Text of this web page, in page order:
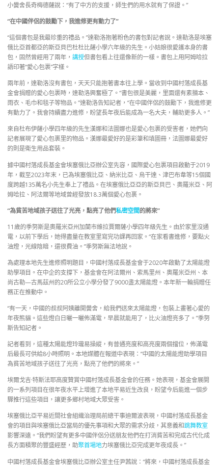
小黌舍長奇梅德薩說：“有了中方的支援，師生們的用水就有了保證。”
“在中國伴侶的鼓勵下，我進修更有動力了”
“這個書包是我最珍重的禮品。”達勒洛抱著粉色的書包對記者說。達勒洛是埃塞
俄比亞首都亞的斯亞貝巴杜杜比薩小學六年級的先生。小姑娘很愛護本身的書
包，固然曾經用了兩年， 講授但書包看上往還像新的一樣。書包上用阿姆哈拉
語印著“愛心包裹”字樣。
兩年前，達勒洛沒有書包，天天只能抱著書本往上學。當收到中國村落成長基
金會捐贈的愛心包裹時，達勒洛興奮極了。“書包很是美麗，里面還有素描本、
雨衣、毛巾和毯子等物品。”達勒洛告知記者，“在中國伴侶的鼓勵下，我進修更
有動力了。我會持續盡力進修，盼望長年夜后能成為一名大夫，輔助更多人。”
來自杜布伊薩小學四年級的先生漢娜和法圖娜也是愛心包裹的受害者，她們向
記者展現了愛心包裹里的物品。漢娜最愛好的是彩筆和填圖冊，法圖娜最愛好
的則是衛生用品套裝。
據中國村落成長基金會埃塞俄比亞辦公室先容，國際愛心包裹項目啟動于2019
年，截至2023年末，已為埃塞俄比亞、納米比亞、烏干達、津巴布韋等15個國
度跨越135萬名小先生奉上了禮品。在埃塞俄比亞亞的斯亞貝巴、奧羅米亞、阿
姆哈拉、阿法爾等地域曾經發放18.3萬個愛心包裹。
“為貧苦地域孩子送往了光亮，點亮了他們私密空間的將來”
11歲的季努斯是奧羅米亞州加蘭市維拉賈爾薩小學四年級先生。由於家里沒通
電，以前下學后，她得盡量在教室里寫完功課再回家。“在家看書進修，要點火
油燈，光線陰暗，還很費油。”季努斯無法地說。
為處理本地先生進修照明題目，中國村落成長基金會于2020年啟動了太陽能燈
助學項目。在中企的支撐下，基金會在阿法爾州、索馬里州、奧羅米亞州、本
尚古勒—古馬茲州的20所公立小學分發了9000盞太陽能燈。本年新一輪捐贈任
務正在推動中。
“有一天，中國的叔叔阿姨離開黌舍，給我們送來太陽能燈，包裝上畫著心愛的
年夜熊貓。這些燈白日曬一曬佈滿電，早晨就能用了，比火油燈亮多了。”季努
斯告知記者。
記者看到，這種太陽能燈玲瓏易操縱，有普通亮度和高亮度兩個擋位，佈滿電
后最長可供給8小時照明。本地媒體在報道中表現：“中國的太陽能燈助學項目
為貧苦地域孩子送往了光亮，點亮了他們的將來。”
埃爾戈吉·特斯法耶高度贊賞中國村落成長基金會的任務。她表現，基金會展開
的一系列項目在很年夜水平上增進了本地平易近生改良，盼望今后能進一個步
驟推行這些項目，讓更多鄉村地域大眾受害。
埃塞俄比亞平易近間社會組織治理局前總干事迪爾波表現，中國村落成長基金
會的項目與埃塞俄比亞當局的優先事項和大眾的需求分歧，其意義和跳舞教室
影響深遠。“我們盼望有更多中國伴侶分送朋友他們在打消貧苦和完成古代化成
長方面積聚的豐盛經歷，助聚首場地力埃塞俄比亞完成更年夜成長。”
中國村落成長基金會埃塞俄比亞辦公室主任尹茜說：“將來，中國村落成長基金